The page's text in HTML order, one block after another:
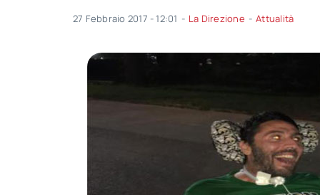
27 Febbraio 2017 - 12:01 - La Direzione - Attualità